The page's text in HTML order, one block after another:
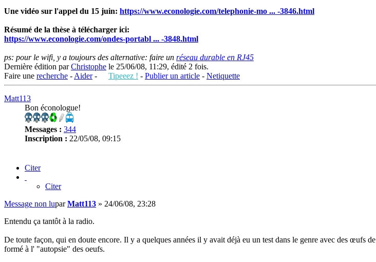
Une vidéo sur l'appel du 15 juin: https://www.econologie.com/telephonie-mo ... -3846.html
Résumé de la thèse à télécharger ici:
https://www.econologie.com/ondes-portabl ... -3848.html
ps: pour le wifi, y a toujours des alternative: faire un réseau durable en RJ45
Dernière édition parChristophe le 25/06/08, 11:29, édité 2 fois.
Faire une recherche - Aider- Tipeeez ! - Publier un article - Netiquette
Matt113
Bon éconologue!
Messages : 344
Inscription : 22/05/08, 09:15
Citer
Citer
Message non luparMatt113 » 24/06/08, 23:28
Entendu ça tantôt à la radio.
De toute façon, qui en doute encore. Il y a quelques années il y avait déjà eu un test dans le genre avec des œufs
formé à l' "autopsie" des oeufs.